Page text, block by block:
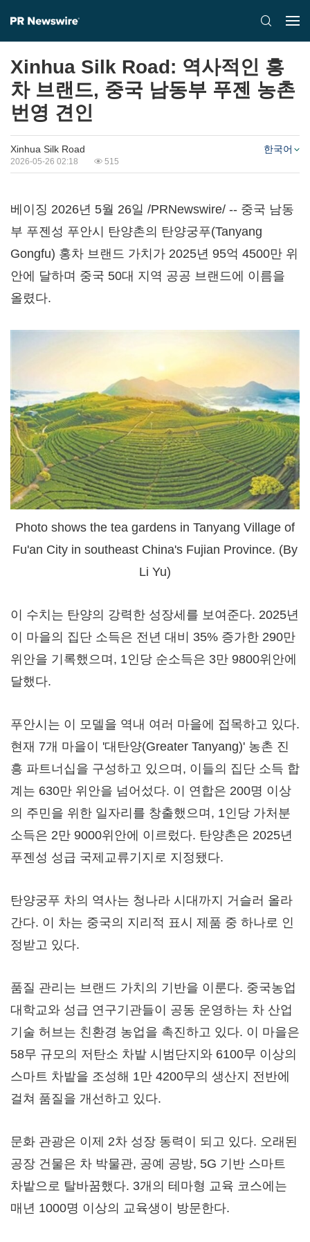
Xinhua Silk Road: 역사적인 홍
차 브랜드, 중국 남동부 푸젠 농촌
번영 견인
Xinhua Silk Road
2026-05-26 02:18 515
한국어
베이징 2026년 5월 26일 /PRNewswire/ -- 중국 남동
부 푸젠성 푸안시 탄양촌의 탄양궁푸(Tanyang
Gongfu) 홍차 브랜드 가치가 2025년 95억 4500만 위
안에 달하며 중국 50대 지역 공공 브랜드에 이름을
올렸다.
Photo shows the tea gardens in Tanyang Village of
Fu'an City in southeast China's Fujian Province. (By
Li Yu)
이 수치는 탄양의 강력한 성장세를 보여준다. 2025년
이 마을의 집단 소득은 전년 대비 35% 증가한 290만
위안을 기록했으며, 1인당 순소득은 3만 9800위안에
달했다.
푸안시는 이 모델을 역내 여러 마을에 접목하고 있다.
현재 7개 마을이 '대탄양(Greater Tanyang)' 농촌 진
흥 파트너십을 구성하고 있으며, 이들의 집단 소득 합
계는 630만 위안을 넘어섰다. 이 연합은 200명 이상
의 주민을 위한 일자리를 창출했으며, 1인당 가처분
소득은 2만 9000위안에 이르렀다. 탄양촌은 2025년
푸젠성 성급 국제교류기지로 지정됐다.
탄양궁푸 차의 역사는 청나라 시대까지 거슬러 올라
간다. 이 차는 중국의 지리적 표시 제품 중 하나로 인
정받고 있다.
품질 관리는 브랜드 가치의 기반을 이룬다. 중국농업
대학교와 성급 연구기관들이 공동 운영하는 차 산업
기술 허브는 친환경 농업을 촉진하고 있다. 이 마을은
58무 규모의 저탄소 차밭 시범단지와 6100무 이상의
스마트 차밭을 조성해 1만 4200무의 생산지 전반에
걸쳐 품질을 개선하고 있다.
문화 관광은 이제 2차 성장 동력이 되고 있다. 오래된
공장 건물은 차 박물관, 공예 공방, 5G 기반 스마트
차밭으로 탈바꿈했다. 3개의 테마형 교육 코스에는
매년 1000명 이상의 교육생이 방문한다.